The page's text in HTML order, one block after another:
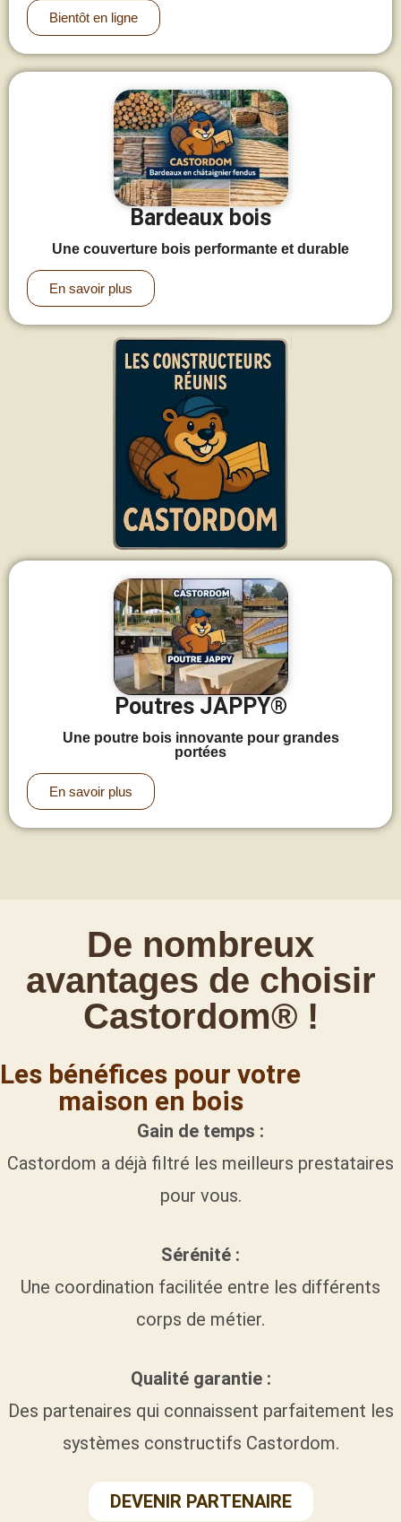
Bientôt en ligne
Bardeaux bois
Une couverture bois performante et durable
En savoir plus
Poutres JAPPY®
Une poutre bois innovante pour grandes
portées
En savoir plus
De nombreux
avantages de choisir
Castordom® !
Les bénéfices pour votre
maison en bois
Gain de temps :
Castordom a déjà filtré les meilleurs prestataires
pour vous.
Sérénité :
Une coordination facilitée entre les différents
corps de métier.
Qualité garantie :
Des partenaires qui connaissent parfaitement les
systèmes constructifs Castordom.
DEVENIR PARTENAIRE